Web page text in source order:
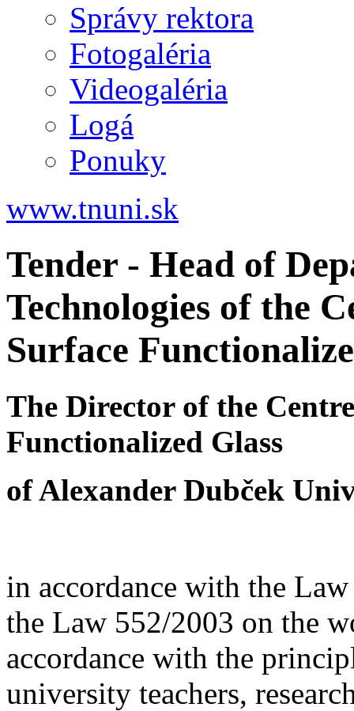
Správy rektora
Fotogaléria
Videogaléria
Logá
Ponuky
www.tnuni.sk
Tender - Head of
Technologies of the
Surface
The Director of the
Functionalized Glass
ofAlexander Dubček
in accordance with the
the Law 552/2003 on the
accordance with the
university teachers,